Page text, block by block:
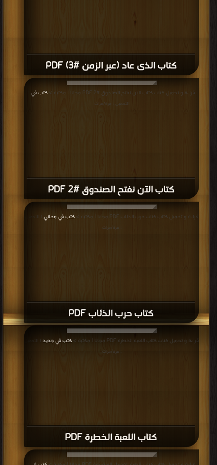
كتاب الذى عاد (عبر الزمن #3) PDF
كتاب الآن نفتح الصندوق #2 PDF
قراءة و تحميل كتاب كتاب الآن نفتح الصندوق #2 PDF مجانا | مكتبة > كتب في
التحميل : مرة/مرات
كتاب حرب الذئاب PDF
قراءة و تحميل كتاب كتاب حرب الذئاب PDF مجانا | مكتبة > كتب في مجاني
: مرة/مرات
كتاب اللعبة الخطرة PDF
قراءة و تحميل كتاب كتاب اللعبة الخطرة PDF مجانا | مكتبة > كتب في جديد
: مرة/مرات